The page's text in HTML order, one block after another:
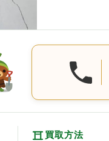
買取方法